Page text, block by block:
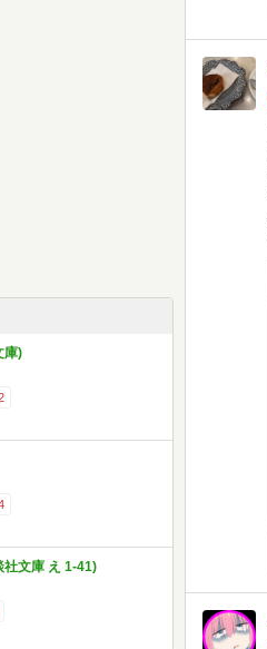
庫)
社文庫 え 1-41)